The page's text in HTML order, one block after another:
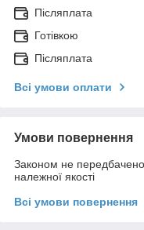
Післяплата
Готівкою
Післяплата
Всі умови оплати
Умови повернення
Законом не
належної якості
Всі умови повернення